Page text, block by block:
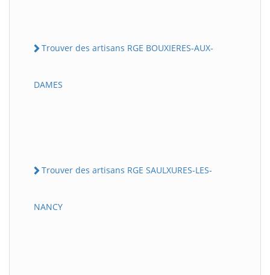
Trouver des artisans RGE BOUXIERES-AUX-
DAMES
Trouver des artisans RGE SAULXURES-LES-
NANCY